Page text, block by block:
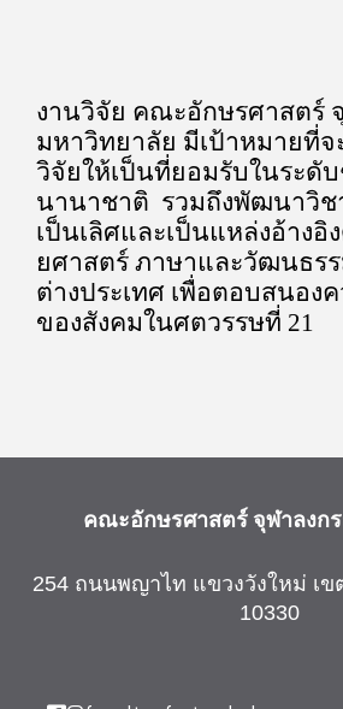
งานวิจัย คณะอักษรศาสตร์
มหาวิทยาลัย มีเป้าหมายที่จ
วิจัยให้เป็นที่ยอมรับในระดั
นานาชาติ รวมถึงพัฒนาวิช
เป็นเลิศและเป็นแหล่งอ้างอิ
ยศาสตร์ ภาษาและวัฒนธร
ต่างประเทศ เพื่อตอบสนอง
ของสังคมในศตวรรษที่ 21
คณะอักษรศาสตร์จุฬาลงก
254 ถนนพญาไท แขวงวังใหม่ เข
10330